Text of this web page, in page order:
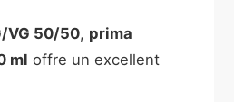
VG 50/50, prima
ml offre un excellent